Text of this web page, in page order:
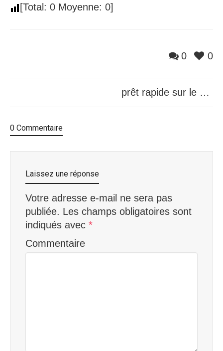
[Total: 0 Moyenne: 0]
0
0
prêt rapide sur le chômage au Québec
0 Commentaire
Laissez une réponse
Votre adresse e-mail ne sera pas
publiée. Les champs obligatoires sont
indiqués avec *
Commentaire